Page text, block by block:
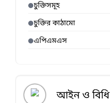
চুক্তিসমূহ
চুক্তির কাঠামো
এপিএমএস
আইন ও বিধি